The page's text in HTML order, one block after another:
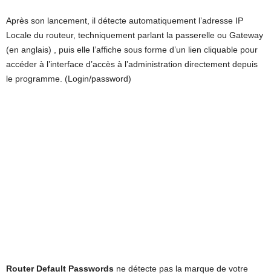
Après son lancement, il détecte automatiquement l’adresse IP
Locale du routeur, techniquement parlant la passerelle ou Gateway
(en anglais) , puis elle l’affiche sous forme d’un lien cliquable pour
accéder à l’interface d’accès à l’administration directement depuis
le programme. (Login/password)
Router Default Passwords ne détecte pas la marque de votre